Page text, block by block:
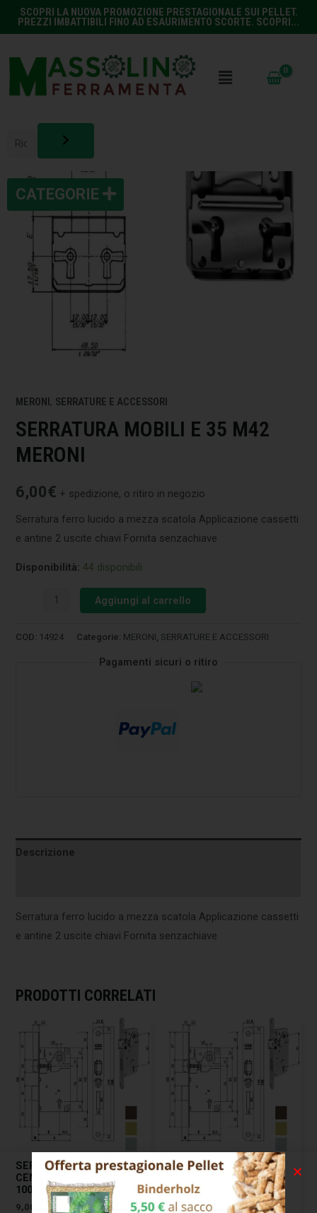
SCOPRI LA NUOVA PROMOZIONE PRESTAGIONALE SUI PELLET.
PREZZI IMBATTIBILI FINO AD ESAURIMENTO SCORTE. SCOPRI...
MERONI, SERRATURE E ACCESSORI
SERRATURA MOBILI E 35 M42
MERONI
6,00€ + spedizione, o ritiro in negozio
Serratura ferro lucido a mezza scatola Applicazione cassetti
e antine 2 uscite chiavi Fornita senzachiave
Disponibilità: 44 disponibili
Aggiungi al carrello
COD: 14924 Categorie: MERONI SERRATURE E ACCESSORI
Pagamenti sicuri o ritiro
Descrizione
Serratura ferro lucido a mezza scatola Applicazione cassetti
e antine 2 uscite chiavi Fornita senzachiave
PRODOTTI CORRELATI
SERRATURA INF.LEGNO
CENTRO E50 CROMO OP
1001 AGB
9,00
SERRATURA INF.LEGNO
CENTRO E50 BRONZATA
1001 AGB
6,00€